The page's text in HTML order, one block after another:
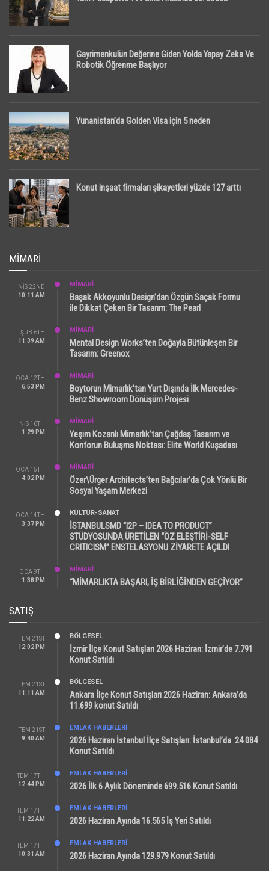
Gayrimenkulün Değerine Giden Yolda Yapay Zeka Ve
Robotik Öğrenme Başlıyor
Yunanistan’da Golden Visa için 5 neden
Konut inşaat firmaları şikayetleri yüzde 127 arttı
MIMARI
NIS 22ND
10:11 AM
MİMARİ
Başak Akkoyunlu Design’dan Özgün Saçak Formu
ile Dikkat Çeken Bir Tasarım: The Pearl
ŞUB 6TH
11:39 AM
MİMARİ
Mental Design Works’ten Doğayla Bütünleşen Bir
Tasarım: Greenox
OCA 12TH
6:53 PM
MİMARİ
Boytorun Mimarlık’tan Yurt Dışında İlk Mercedes-
Benz Showroom Dönüşüm Projesi
NIS 16TH
1:29 PM
MİMARİ
Yeşim Kozanlı Mimarlık’tan Çağdaş Tasarım ve
Konforun Buluşma Noktası: Elite World Kuşadası
OCA 15TH
4:02 PM
MİMARİ
Özer\Ürger Architects’ten Bağcılar’da Çok Yönlü Bir
Sosyal Yaşam Merkezi
OCA 14TH
3:37 PM
KÜLTÜR-SANAT
İSTANBULSMD “I2P – IDEA TO PRODUCT”
STÜDYOSUNDA ÜRETİLEN “ÖZ ELEŞTİRİ-SELF
CRITICISM” ENSTELASYONU ZİYARETE AÇILDI
OCA 9TH
1:38 PM
MİMARİ
“MİMARLIKTA BAŞARI, İŞ BİRLİĞİNDEN GEÇİYOR”
SATIŞ
TEM 21ST
12:02 PM
BÖLGESEL
İzmir İlçe Konut Satışları 2026 Haziran: İzmir’de 7.791
Konut Satıldı
TEM 21ST
11:11 AM
BÖLGESEL
Ankara İlçe Konut Satışları 2026 Haziran: Ankara’da
11.699 konut Satıldı
TEM 21ST
9:40 AM
EMLAK HABERLERI
2026 Haziran İstanbul İlçe Satışları: İstanbul’da 24.084
Konut Satıldı
TEM 17TH
12:44 PM
EMLAK HABERLERI
2026 İlk 6 Aylık Döneminde 699.516 Konut Satıldı
TEM 17TH
11:22 AM
EMLAK HABERLERI
2026 Haziran Ayında 16.565 İş Yeri Satıldı
TEM 17TH
10:31 AM
EMLAK HABERLERI
2026 Haziran Ayında 129.979 Konut Satıldı